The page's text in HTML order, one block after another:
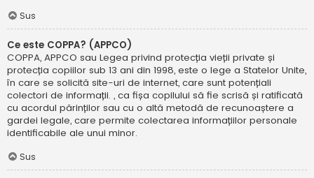
Sus
Ce este COPPA? (APPCO)
COPPA, APPCO sau Legea privind protecția vieții private și
protecția copiilor sub 13 ani din 1998, este o lege a Statelor Unite,
în care se solicită site-uri de internet, care sunt potențiali
colectori de informații. , ca fișa copilului să fie scrisă și ratificată
cu acordul părinților sau cu o altă metodă de recunoaștere a
gardei legale, care permite colectarea informațiilor personale
identificabile ale unui minor.
Sus